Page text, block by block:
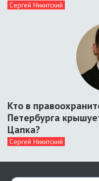
Сергей Никитский
Кто в
Петербурга
Цапка?
Сергей Никитский